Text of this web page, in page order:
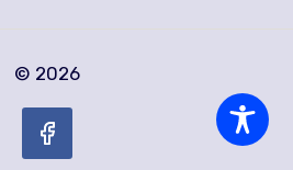
© 2026